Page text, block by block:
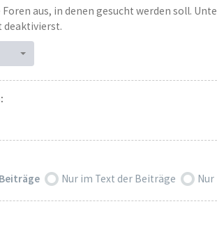
Foren aus, in denen gesucht werden soll.
deaktivierst.
Nur im Text der Beiträge